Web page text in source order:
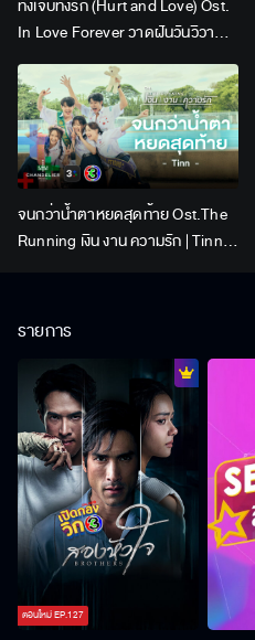
ทั้งเจ็บทั้งรัก (Hurt and Love) Ost.
In Love Forever วาดฝันวันวิวาห์ |
Lingling Kwong x Orm
Kornnaphat | Official Karaoke
จนกว่าน้ำตาหยดสุดท้าย Ost.The
Running เงิน งาน ความรัก | Tinn |
รายการ
ตอนใหม่EP.127